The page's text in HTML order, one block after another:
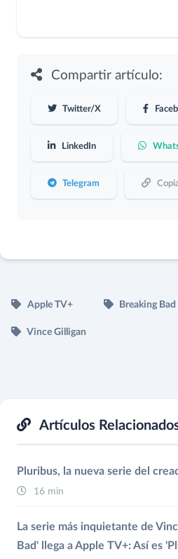
Compartir artículo:
Twitter/X
LinkedIn
Telegram
Apple TV+ Breaking Bad
Vince Gilligan
Artículos
Pluribus, la nueva serie del
16 min
La serie más inquietante de
Bad' llega a Apple TV+: Así es